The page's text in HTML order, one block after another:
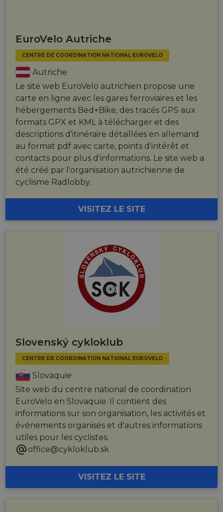
EuroVelo Autriche
CENTRE DE COORDINATION NATIONAL EUROVELO
Autriche
Le site web EuroVelo autrichien propose une
carte en ligne avec les gares ferroviaires et les
hébergements Bed+Bike, des tracés GPS aux
formats GPX et KML à télécharger et des
descriptions d'itinéraire détaillées en allemand
au format pdf avec carte, points d'intérêt et
contacts pour plus d'informations. Le site web a
été créé par l'organisation autrichienne de
cyclisme Radlobby.
VISITEZ LE SITE
Slovenský cykloklub
CENTRE DE COORDINATION NATIONAL EUROVELO
Slovaquie
Site web du centre national de coordination
EuroVelo en Slovaquie. Il contient des
informations sur son organisation, les activités et
événements organisés et d'autres informations
utiles pour les cyclistes.
office@cykloklub.sk
VISITEZ LE SITE